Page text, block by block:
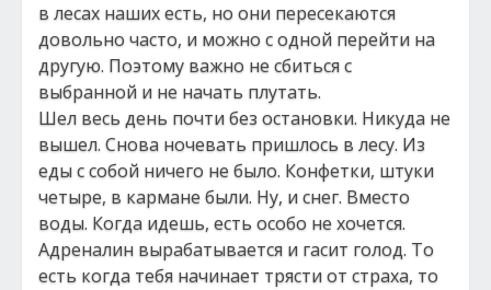
в лесах наших есть, но они пересекаются
довольно часто, и можно с одной перейти на
другую. Поэтому важно не сбиться с
выбранной и не начать плутать.
Шел весь день почти без остановки. Никуда не
вышел. Снова ночевать пришлось в лесу. Из
еды с собой ничего не было. Конфетки, штуки
четыре, в кармане были. Ну, и снег. Вместо
воды. Когда идешь, есть особо не хочется.
Адреналин вырабатывается и гасит голод. То
есть когда тебя начинает трясти от страха, то